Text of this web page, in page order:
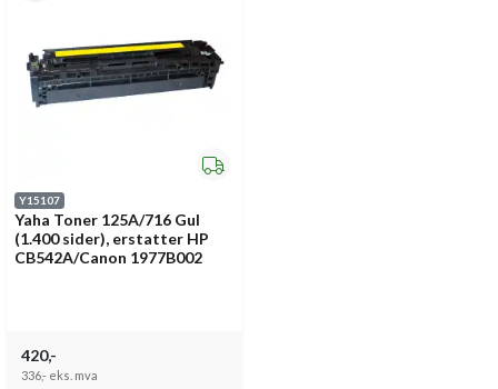
Y15107
Yaha Toner 125A/716 Gul
(1.400 sider), erstatter HP
CB542A/Canon 1977B002
420,-
336,- eks. mva